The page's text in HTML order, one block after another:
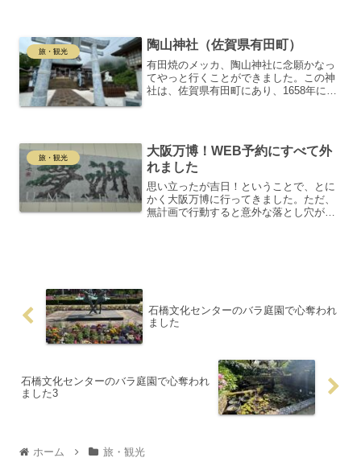
くなる気持ちです。特に評判...
旅・観光 陶山神社（佐賀県有田町）
有田焼のメッカ、陶山神社に念願かなっ
てやっと行くことができました。この神
社は、佐賀県有田町にあり、1658年に創
神社がある有田町は、...
旅・観光
大阪万博！WEB予約にすべて外
れました
思い立ったが吉日！ということで、とに
かく大阪万博に行ってきました。ただ、
無計画で行動すると意外な落とし穴があ
石橋文化センターのバラ庭園で心奪われ
ました
石橋文化センターのバラ庭園で心奪われ
ました3
ホーム 旅・観光